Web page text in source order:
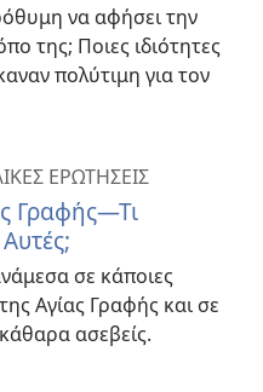
να αφήσει την
της; Ποιες ιδιότητες
πολύτιμη για τον
ΕΡΩΤΗΣΕΙΣ
Γραφής—Τι
σε κάποιες
Αγίας Γραφής και σε
ασεβείς.